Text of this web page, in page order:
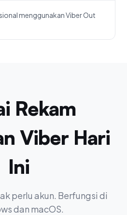
menggunakan Viber Out
Rekam
Viber Hari
Ini
perlu akun. Berfungsi di
dan macOS.